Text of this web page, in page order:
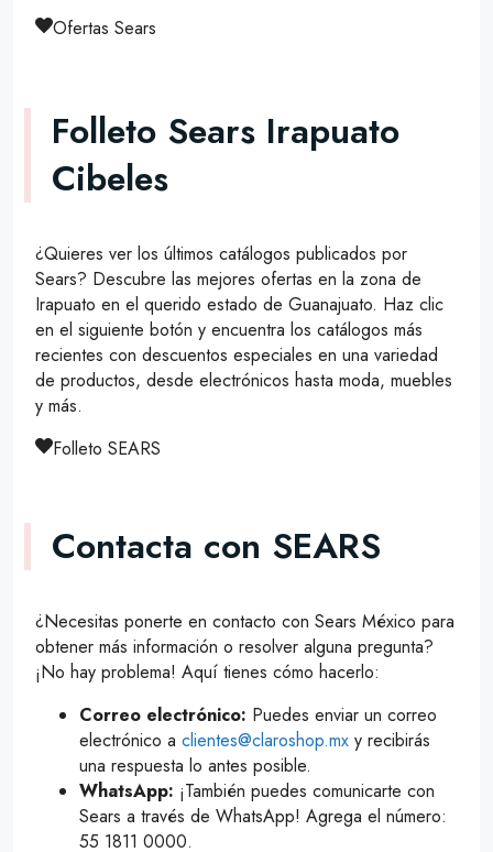
Ofertas Sears
Folleto Sears Irapuato
Cibeles
¿Quieres ver los últimos catálogos publicados por
Sears? Descubre las mejores ofertas en la zona de
Irapuato en el querido estado de Guanajuato. Haz clic
en el siguiente botón y encuentra los catálogos más
recientes con descuentos especiales en una variedad
de productos, desde electrónicos hasta moda, muebles
y más.
Folleto SEARS
Contacta con SEARS
¿Necesitas ponerte en contacto con Sears México para
obtener más información o resolver alguna pregunta?
¡No hay problema! Aquí tienes cómo hacerlo:
Correo electrónico: Puedes enviar un correo
electrónico a clientes@claroshop.mx y recibirás
una respuesta lo antes posible.
WhatsApp: ¡También puedes comunicarte con
Sears a través de WhatsApp! Agrega el número:
55 1811 0000.